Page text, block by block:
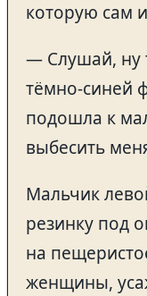
которую сам
— Слушай,
тёмно-синей
подошла к
выбесить
Мальчик
резинку под
на
женщины,